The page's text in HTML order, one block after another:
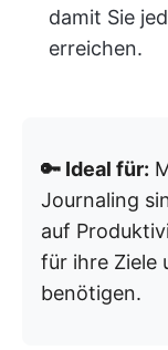
damit Sie
erreichen.
🔑 Ideal für:
Journaling
auf
für ihre Ziele
benötigen.